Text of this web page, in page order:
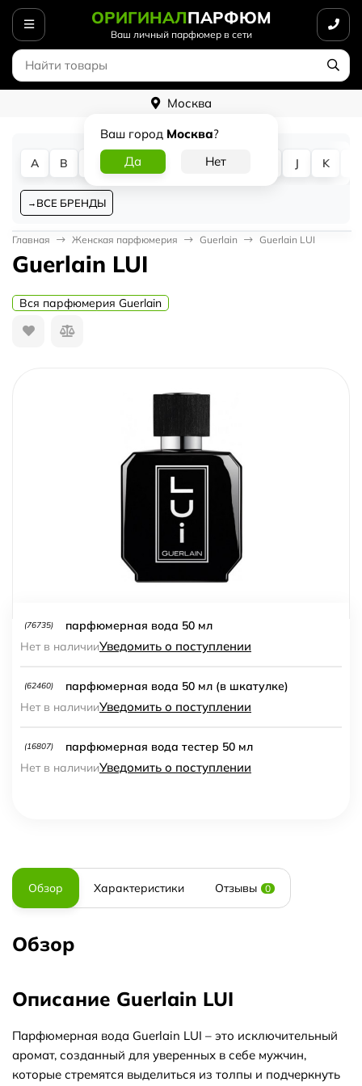
ОРИГИНАЛПАРФЮМ
Ваш личный парфюмер в сети
Москва
Ваш город Москва?
A B D G J K
ВСЕ БРЕНДЫ
Главная Женская парфюмерия Guerlain Guerlain LUI
Guerlain LUI
Вся парфюмерия Guerlain
(76735)
парфюмерная вода 50 мл
Нет в наличииУведомить о поступлении
(62460)
парфюмерная вода 50 мл (в шкатулке)
Нет в наличииУведомить о поступлении
(16807)
парфюмерная вода тестер 50 мл
Нет в наличииУведомить о поступлении
Обзор Характеристики Отзывы 0
Обзор
Описание Guerlain LUI
Парфюмерная вода Guerlain LUI – это исключительный
аромат, созданный для уверенных в себе мужчин,
которые стремятся выделиться из толпы и подчеркнуть